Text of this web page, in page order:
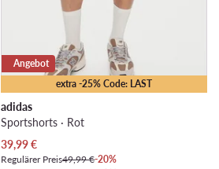
extra -25% Code: LAST
Angebot
adidas
Sportshorts · Rot
Aktueller Preis
39,99€
Regulärer Preis49,99 €-20%